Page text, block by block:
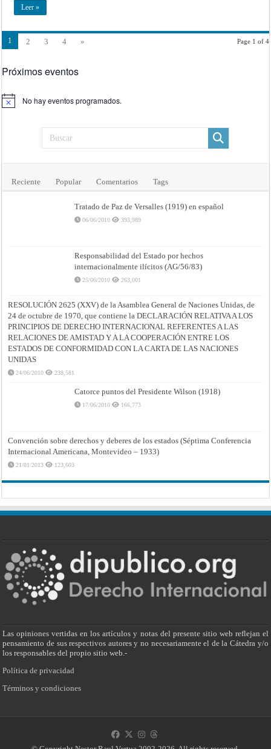
Leer »
Page 1 of 4
1 2 3 4 »
Próximos eventos
Aviso No hay eventos programados.
Reciente Popular Comentarios Tags
Tratado de Paz de Versalles (1919) en español
06/06/2010 393,989
Responsabilidad del Estado por hechos
internacionalmente ilícitos (AG/56/83)
25/06/2010 263,001
RESOLUCIÓN 2625 (XXV) de la Asamblea General de Naciones Unidas, de
24 de octubre de 1970, que contiene la DECLARACIÓN RELATIVA A LOS
PRINCIPIOS DE DERECHO INTERNACIONAL REFERENTES A LAS
RELACIONES DE AMISTAD Y A LA COOPERACIÓN ENTRE LOS
ESTADOS DE CONFORMIDAD CON LA CARTA DE LAS NACIONES
UNIDAS
24/06/2010 238,581
Catorce puntos del Presidente Wilson (1918)
17/06/2010 166,773
Convención sobre derechos y deberes de los estados (Séptima Conferencia
Internacional Americana, Montevideo – 1933)
21/01/2013 123,603
Las opiniones vertidas en los artículos y notas del presente sitio web reflejan el
pensamiento de sus respectivos autores y no necesariamente el de la Cátedra y/o
los responsables del propio sitio web.-
Política de privacidad
Términos y condiciones